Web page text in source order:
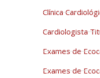
Clínica
Cardiologista
Exames de
Exames de